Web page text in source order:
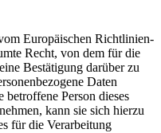
Europäischen Richtlinien-
Recht, von dem für die
Bestätigung darüber zu
Daten
Person dieses
kann sie sich hierzu
für die Verarbeitung